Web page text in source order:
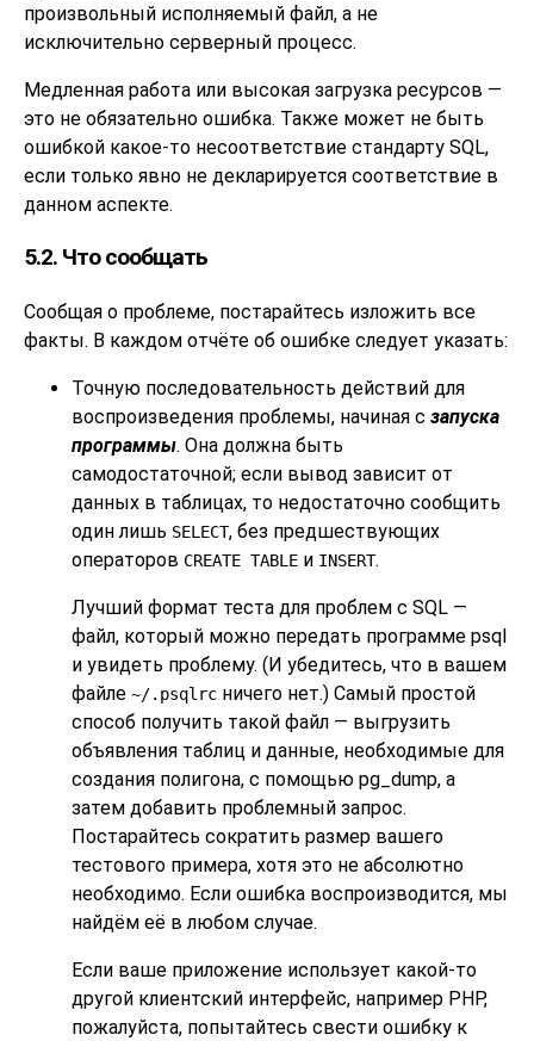
произвольный исполняемый файл, а не
исключительно серверный процесс.
Медленная работа или высокая загрузка ресурсов —
это не обязательно ошибка. Также может не быть
ошибкой какое-то несоответствие стандарту SQL,
если только явно не декларируется соответствие в
данном аспекте.
5.2. Что сообщать
Сообщая о проблеме, постарайтесь изложить все
факты. В каждом отчёте об ошибке следует указать:
Точную последовательность действий для
воспроизведения проблемы, начиная с запуска
программы. Она должна быть
самодостаточной; если вывод зависит от
данных в таблицах, то недостаточно сообщить
один лишь SELECT, без предшествующих
операторов CREATE TABLE и INSERT.
Лучший формат теста для проблем с SQL —
файл, который можно передать программе psql
и увидеть проблему. (И убедитесь, что в вашем
файле ~/.psqlrc ничего нет.) Самый простой
способ получить такой файл — выгрузить
объявления таблиц и данные, необходимые для
создания полигона, с помощью pg_dump, а
затем добавить проблемный запрос.
Постарайтесь сократить размер вашего
тестового примера, хотя это не абсолютно
необходимо. Если ошибка воспроизводится, мы
найдём её в любом случае.
Если ваше приложение использует какой-то
другой клиентский интерфейс, например PHP,
пожалуйста, попытайтесь свести ошибку к